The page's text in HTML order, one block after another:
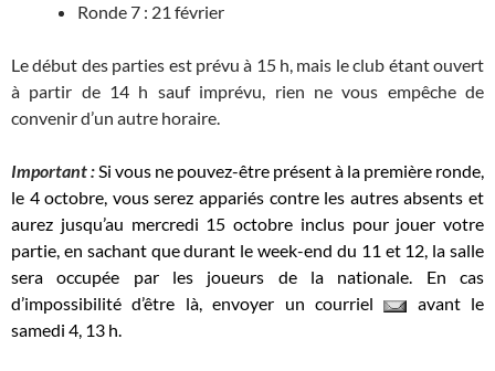
Ronde 7 : 21 février
Le début des parties est prévu à 15 h, mais le club étant ouvert
à partir de 14 h sauf imprévu, rien ne vous empêche de
convenir d’un autre horaire.
Important :Si vous ne pouvez-être présent à la première ronde,
le 4 octobre, vous serez appariés contre les autres absents et
aurez jusqu’au mercredi 15 octobre inclus pour jouer votre
partie, en sachant que durant le week-end du 11 et 12, la salle
sera occupée par les joueurs de la nationale. En cas
d’impossibilité d’être là, envoyer un courriel
avant le
samedi 4, 13 h.